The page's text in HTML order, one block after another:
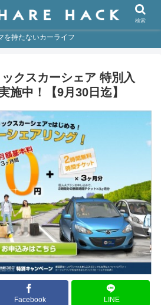
を持たないカーライフ
クスカーシェア 特別入
施中！【9月30日迄】
Facebook LINE
検索